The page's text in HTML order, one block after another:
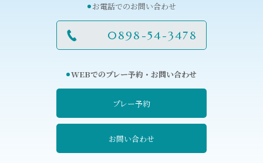
お電話でのお問い合わせ
0898-54-3478
WEBでのプレー予約・お問い合わせ
プレー予約
お問い合わせ